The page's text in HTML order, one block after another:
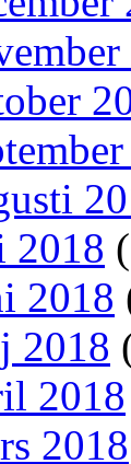
2018
2018
2018
2018
2018